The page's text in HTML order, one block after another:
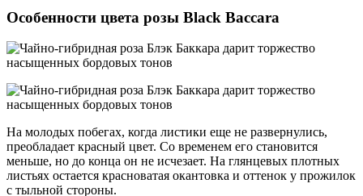
Особенности цвета розы Black Baccara
На молодых побегах, когда листики еще не развернулись,
преобладает красный цвет. Со временем его становится
меньше, но до конца он не исчезает. На глянцевых плотных
листьях остается красноватая окантовка и оттенок у прожилок
с тыльной стороны.